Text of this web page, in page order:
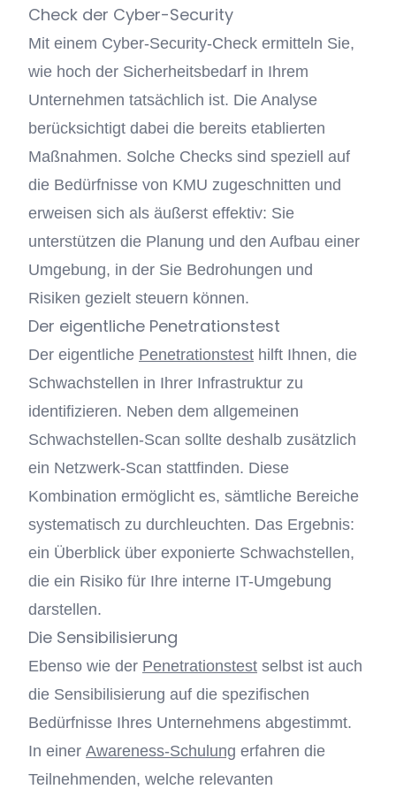
Check der Cyber-Security
Mit einem Cyber-Security-Check ermitteln Sie,
wie hoch der Sicherheitsbedarf in Ihrem
Unternehmen tatsächlich ist. Die Analyse
berücksichtigt dabei die bereits etablierten
Maßnahmen. Solche Checks sind speziell auf
die Bedürfnisse von KMU zugeschnitten und
erweisen sich als äußerst effektiv: Sie
unterstützen die Planung und den Aufbau einer
Umgebung, in der Sie Bedrohungen und
Risiken gezielt steuern können.
Der eigentliche Penetrationstest
Der eigentliche Penetrationstest hilft Ihnen, die
Schwachstellen in Ihrer Infrastruktur zu
identifizieren. Neben dem allgemeinen
Schwachstellen-Scan sollte deshalb zusätzlich
ein Netzwerk-Scan stattfinden. Diese
Kombination ermöglicht es, sämtliche Bereiche
systematisch zu durchleuchten. Das Ergebnis:
ein Überblick über exponierte Schwachstellen,
die ein Risiko für Ihre interne IT-Umgebung
darstellen.
Die Sensibilisierung
Ebenso wie der Penetrationstest selbst ist auch
die Sensibilisierung auf die spezifischen
Bedürfnisse Ihres Unternehmens abgestimmt.
In einer Awareness-Schulung erfahren die
Teilnehmenden, welche relevanten